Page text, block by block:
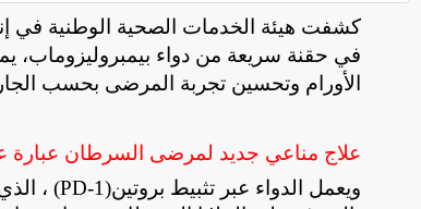
كشفت هيئة الخدمات الصحية الوطنية في
في حقنة سريعة من دواء بيمبروليزوماب،
الأورام وتحسين تجربة المرضى بحسب
علاج مناعي جديد لمرضى السرطان عبارة
ويعمل الدواء عبر تثبيط بروتين(PD-1) ،